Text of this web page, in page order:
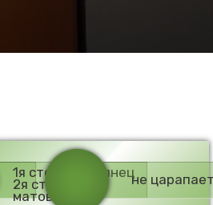
1я сторона-глянец
2я сторона-
матовая
не